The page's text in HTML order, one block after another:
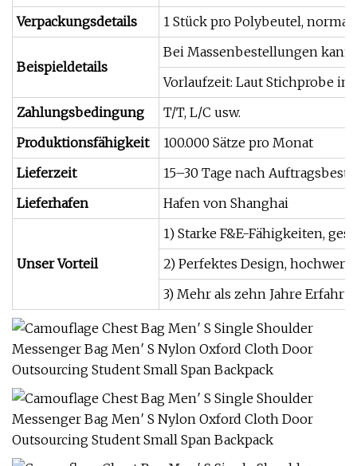
Verpackungsdetails
1 Stück pro Polybeutel,
Beispieldetails
Bei Massenbestellungen
Vorlaufzeit: Laut Stichprobe in
Zahlungsbedingung
T/T, L/C usw.
Produktionsfähigkeit
100.000 Sätze pro Monat
Lieferzeit
15–30 Tage nach
Lieferhafen
Hafen von Shanghai
Unser Vorteil
1) Starke F&E-Fähigkeiten,
2) Perfektes Design,
3) Mehr als zehn Jahre